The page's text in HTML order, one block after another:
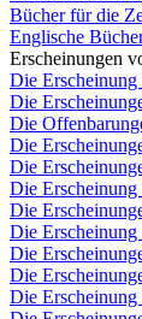
Bücher für die
Englische
Erscheinungen
Die
Die
Die
Die
Die
Die Erscheinung
Die
Die
Die
Die
Die Erscheinung